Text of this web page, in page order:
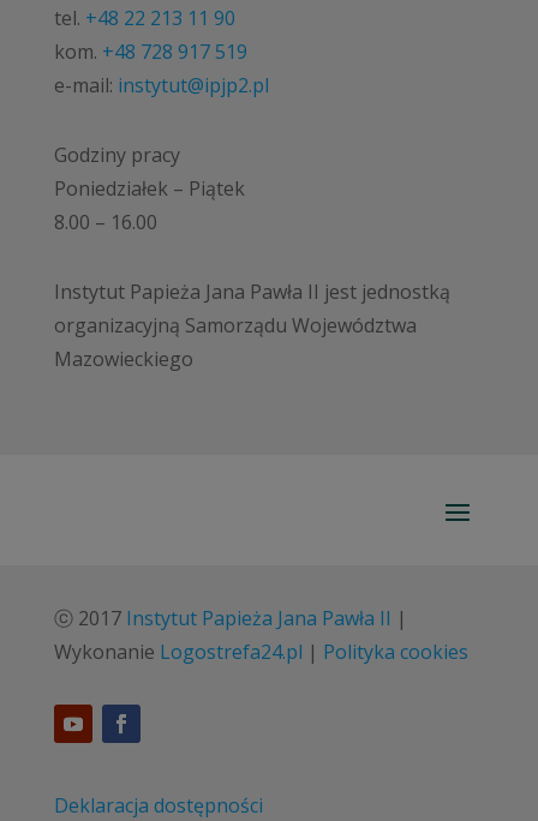
tel. +48 22 213 11 90
kom. +48 728 917 519
e-mail: instytut@ipjp2.pl
Godziny pracy
Poniedziałek – Piątek
8.00 – 16.00
Instytut Papieża Jana Pawła II jest jednostką
organizacyjną Samorządu Województwa
Mazowieckiego
ⓒ 2017 Instytut Papieża Jana Pawła II |
Wykonanie Logostrefa24.pl | Polityka cookies
Deklaracja dostępności